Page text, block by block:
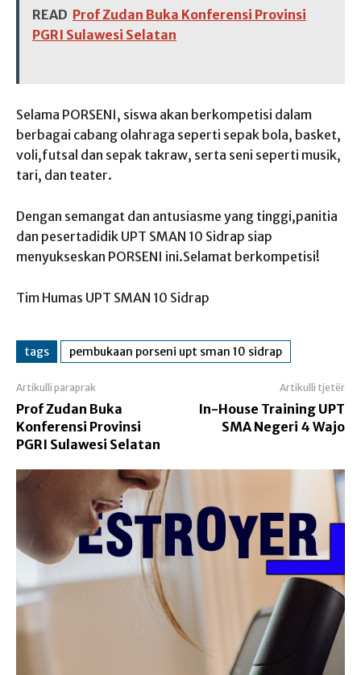
READ Prof Zudan Buka Konferensi Provinsi
PGRI Sulawesi Selatan
Selama PORSENI, siswa akan berkompetisi dalam
berbagai cabang olahraga seperti sepak bola, basket,
voli,futsal dan sepak takraw, serta seni seperti musik,
tari, dan teater.
Dengan semangat dan antusiasme yang tinggi,panitia
dan pesertadidik UPT SMAN 10 Sidrap siap
menyukseskan PORSENI ini.Selamat berkompetisi!
Tim Humas UPT SMAN 10 Sidrap
tags pembukaan porseni upt sman 10 sidrap
Artikulli paraprak
Prof Zudan Buka
Konferensi Provinsi
PGRI Sulawesi Selatan
Artikulli tjetër
In-House Training UPT
SMA Negeri 4 Wajo